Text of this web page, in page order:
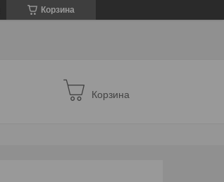
Корзина
Корзина